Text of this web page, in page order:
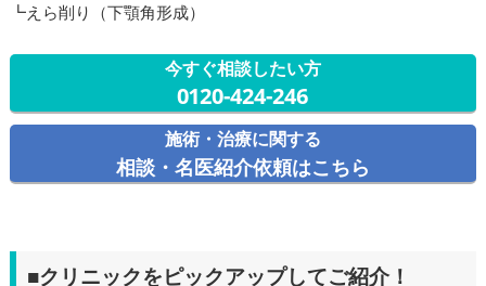
┗えら削り（下顎角形成）
今すぐ相談したい方
0120-424-246
施術・治療に関する
相談・名医紹介依頼はこちら
■クリニックをピックアップしてご紹介！